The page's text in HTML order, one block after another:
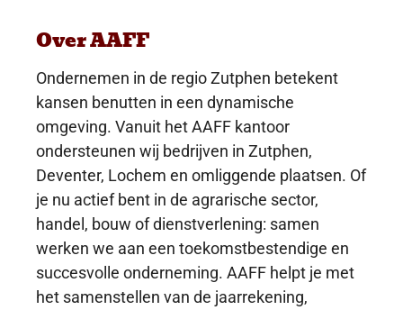
Over AAFF
Ondernemen in de regio Zutphen betekent
kansen benutten in een dynamische
omgeving. Vanuit het AAFF kantoor
ondersteunen wij bedrijven in Zutphen,
Deventer, Lochem en omliggende plaatsen. Of
je nu actief bent in de agrarische sector,
handel, bouw of dienstverlening: samen
werken we aan een toekomstbestendige en
succesvolle onderneming. AAFF helpt je met
het samenstellen van de jaarrekening,